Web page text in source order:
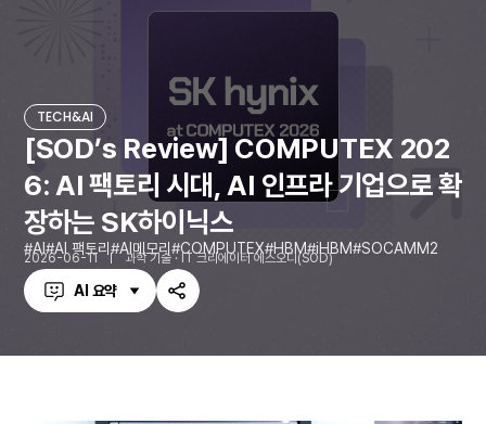
TECH&AI
[SOD’s Review] COMPUTEX 202
6: AI 팩토리 시대, AI 인프라 기업으로 확
장하는 SK하이닉스
AI AI 팩토리 AI메모리 COMPUTEX HBM iHBM SOCAMM2
2026-06-11 과학 기술 · IT 크리에이터 에스오디(SOD)
AI 요약
공
하